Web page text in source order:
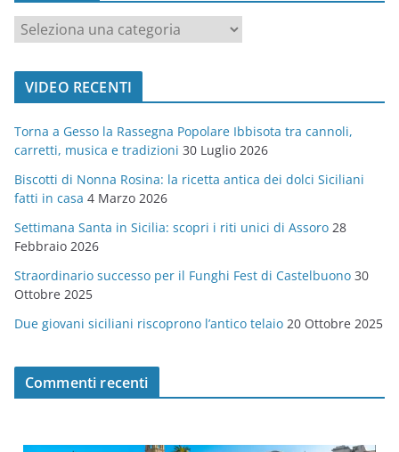
t
o
r
i
e
VIDEO RECENTI
Torna a Gesso la Rassegna Popolare Ibbisota tra cannoli,
carretti, musica e tradizioni 30 Luglio 2026
Biscotti di Nonna Rosina: la ricetta antica dei dolci Siciliani
fatti in casa 4 Marzo 2026
Settimana Santa in Sicilia: scopri i riti unici di Assoro 28
Febbraio 2026
Straordinario successo per il Funghi Fest di Castelbuono 30
Ottobre 2025
Due giovani siciliani riscoprono l’antico telaio 20 Ottobre 2025
Commenti recenti